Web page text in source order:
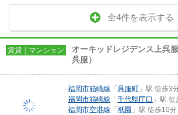
全4件を表示する
賃貸｜マンション
オーキッドレジデンス上呉
呉服）
福岡市箱崎線 「呉服町 」駅 徒歩3
福岡市箱崎線 「千代県庁口 」駅
福岡市空港線 「祇園 」駅 徒歩10分